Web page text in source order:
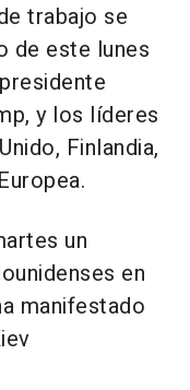
trabajo se
de este lunes
y los líderes
Finlandia,
un
en
manifestado